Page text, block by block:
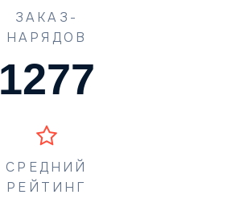
ЗАКАЗ-
НАРЯДОВ
1702
СРЕДНИЙ
РЕЙТИНГ